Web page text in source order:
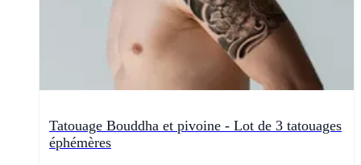
Tatouage Bouddha et pivoine - Lot de 3 tatouages
éphémères